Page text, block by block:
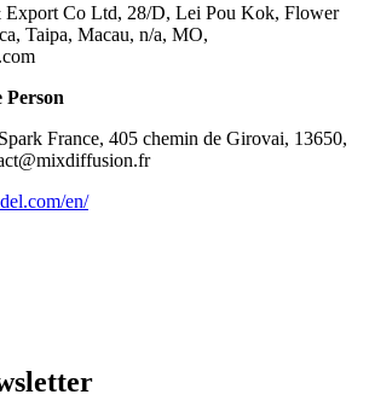
Co Ltd, 28/D, Lei Pou Kok, Flower
Taipa, Macau, n/a, MO,
France, 405 chemin de Girovai, 13650,
en/